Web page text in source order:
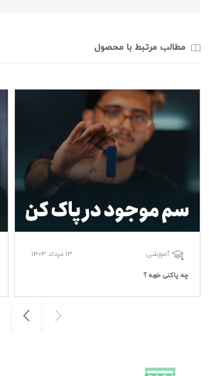
مطالب مرتبط با محصول
آموزشی 13 مرداد 1403
چه پاکنی خوبه ؟